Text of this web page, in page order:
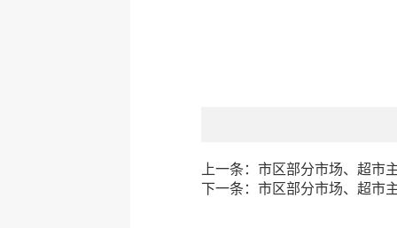
上一条： 市区部分市场、超市
下一条： 市区部分市场、超市